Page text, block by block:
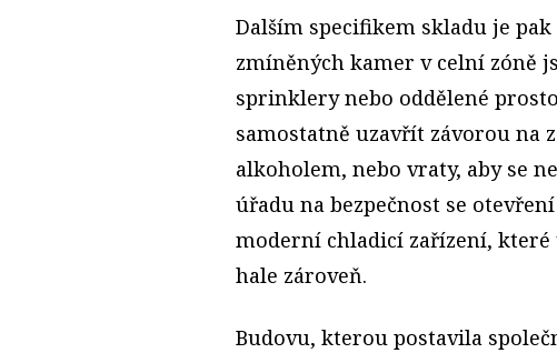
Dalším specifikem skladu je
zmíněných kamer v celní zóně
sprinklery nebo oddělené
samostatně uzavřít závorou na
alkoholem, nebo vraty, aby se
úřadu na bezpečnost se
moderní chladicí zařízení,
hale zároveň.
Budovu, kterou postavila